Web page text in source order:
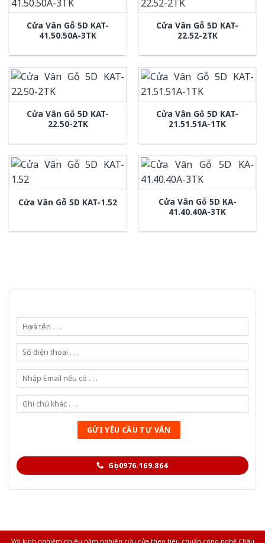
Cửa Vân Gỗ 5D KAT-
41.50.50A-3TK
Cửa Vân Gỗ 5D KAT-
22.52-2TK
Cửa Vân Gỗ 5D KAT-
22.50-2TK
Cửa Vân Gỗ 5D KAT-
21.51.51A-1TK
Cửa Vân Gỗ 5D KAT-1.52
Cửa Vân Gỗ 5D KA-
41.40.40A-3TK
Gọi 0976.169.864
Với kinh nghiệm nhiêu năm nghiên cứu cửa theo tiêu chuẩn công nghệ Châu